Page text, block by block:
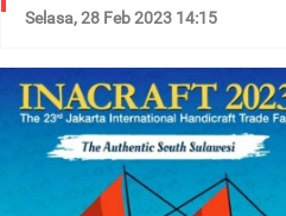
Selasa, 28 Feb 2023 14:15